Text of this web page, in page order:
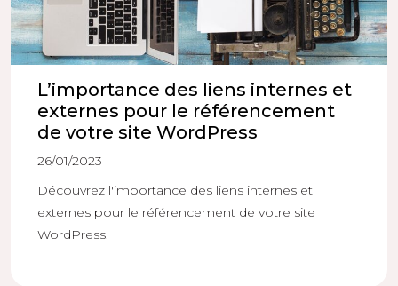
L’importance des liens internes et
externes pour le référencement
de votre site WordPress
26/01/2023
Découvrez l'importance des liens internes et
externes pour le référencement de votre site
WordPress.